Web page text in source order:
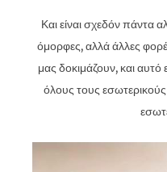
Και είναι σχεδόν πάντα
όμορφες, αλλά άλλες
μας δοκιμάζουν, και αυτό
όλους τους